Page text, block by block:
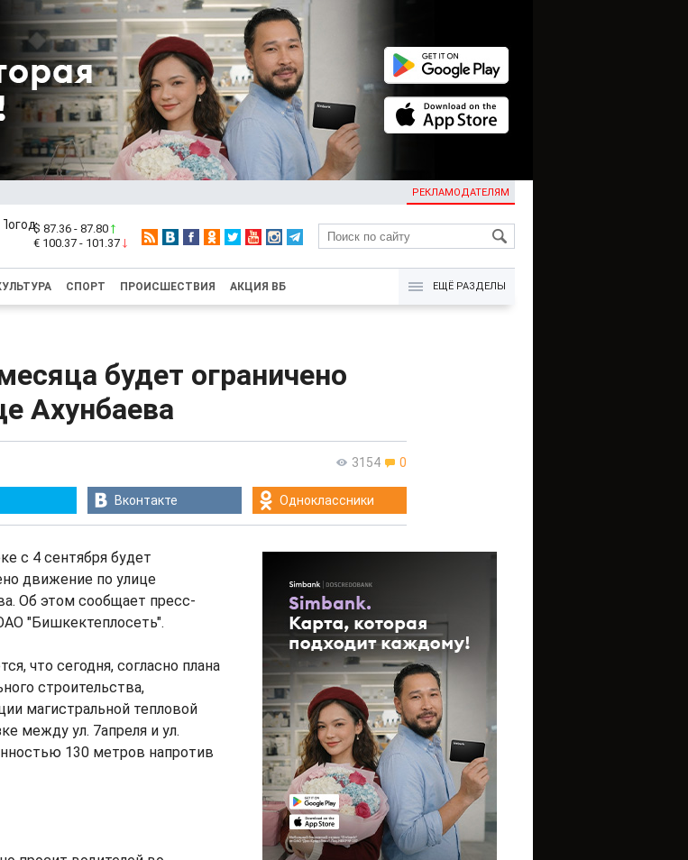
РЕКЛАМОДАТЕЛЯМ
KG
$ 87.36 - 87.80
€ 100.37 - 101.37
СПОРТ ПРОИСШЕСТВИЯ АКЦИЯ ВБ ЕЩЁ РАЗДЕЛЫ
будет ограничено
Ахунбаева
3154 0
Вконтакте Одноклассники
с 4 сентября будет
движение по улице
Об этом сообщает пресс-
"Бишкектеплосеть".
что сегодня, согласно плана
строительства,
магистральной тепловой
между ул. 7апреля и ул.
130 метров напротив